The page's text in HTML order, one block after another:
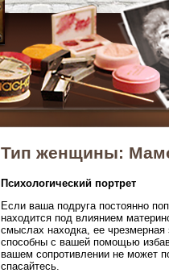
Тип женщины:
Психологический портрет
Если ваша подруга постоянно
находится под влиянием
смыслах находка, ее
способны с вашей помощью
вашем сопротивлении не может
спасайтесь.